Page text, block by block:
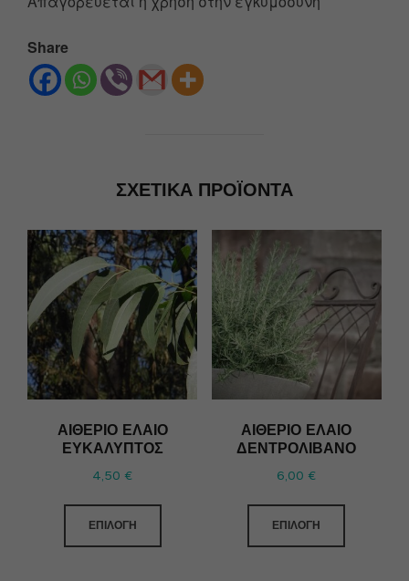
Share
ΣΧΕΤΙΚΆ ΠΡΟΪΌΝΤΑ
ΑΙΘΈΡΙΟ ΈΛΑΙΟ
ΕΥΚΆΛΥΠΤΟΣ
4,50 €
ΕΠΙΛΟΓΉ
ΑΙΘΈΡΙΟ ΈΛΑΙΟ
ΔΕΝΤΡΟΛΊΒΑΝΟ
6,00 €
ΕΠΙΛΟΓΉ